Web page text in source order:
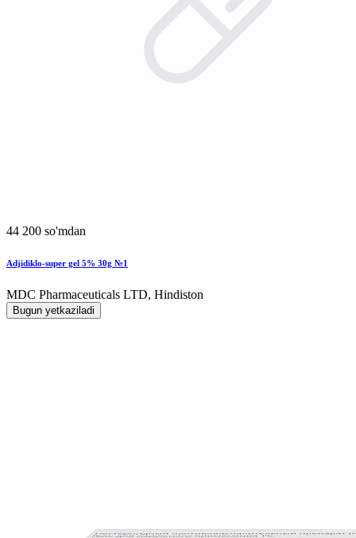
44 200 so'mdan
Adjidiklo-super gel 5% 30g №1
MDC Pharmaceuticals LTD, Hindiston
Bugun yetkaziladi